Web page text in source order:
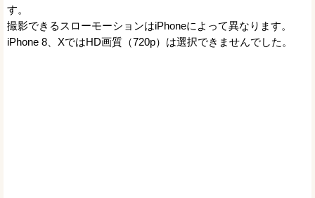
す。
撮影できるスローモーションはiPhoneによって異なります。
iPhone 8、XではHD画質（720p）は選択できませんでした。